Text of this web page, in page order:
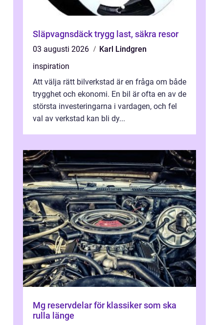
Släpvagnsdäck trygg last, säkra resor
03 augusti 2026
Karl Lindgren
inspiration
Att välja rätt bilverkstad är en fråga om både
trygghet och ekonomi. En bil är ofta en av de
största investeringarna i vardagen, och fel
val av verkstad kan bli dy...
Mg reservdelar för klassiker som ska
rulla länge